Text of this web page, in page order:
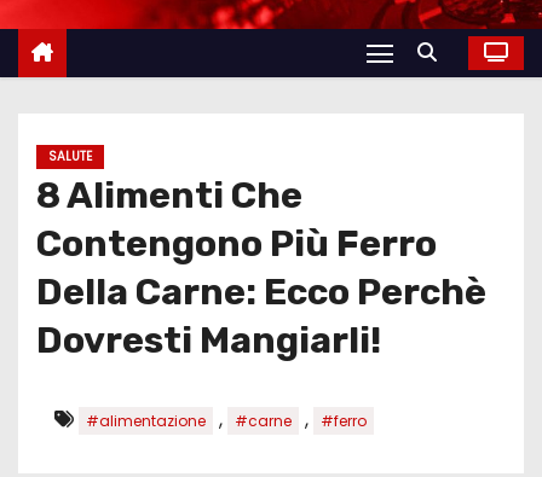
SALUTE
8 Alimenti Che
Contengono Più Ferro
Della Carne: Ecco Perchè
Dovresti Mangiarli!
#alimentazione , #carne , #ferro